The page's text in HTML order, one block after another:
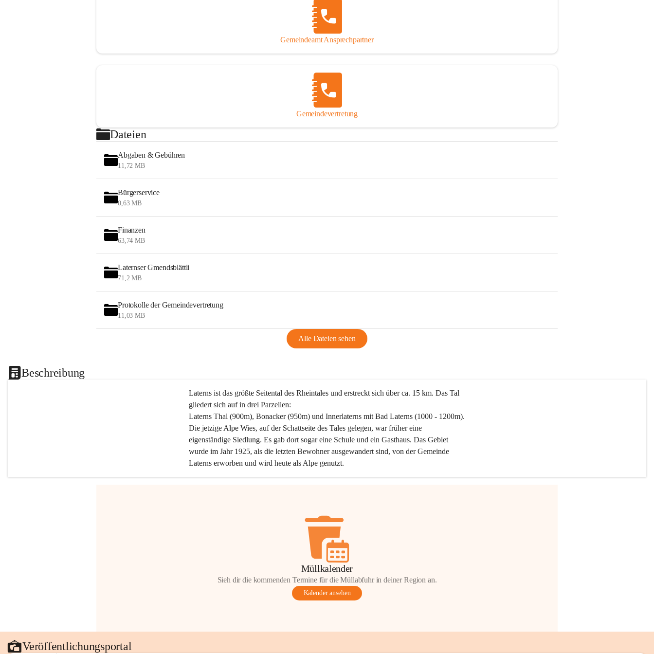
Gemeindeamt Ansprechpartner
Gemeindevertretung
Dateien
Abgaben & Gebühren
11,72 MB
Bürgerservice
0,63 MB
Finanzen
63,74 MB
Laternser Gmendsblättli
71,2 MB
Protokolle der Gemeindevertretung
11,03 MB
Alle Dateien sehen
Beschreibung
Laterns ist das größte Seitental des Rheintales und erstreckt sich über ca. 15 km. Das Tal
gliedert sich auf in drei Parzellen:
Laterns Thal (900m), Bonacker (950m) und Innerlaterns mit Bad Laterns (1000 - 1200m).
Die jetzige Alpe Wies, auf der Schattseite des Tales gelegen, war früher eine
eigenständige Siedlung. Es gab dort sogar eine Schule und ein Gasthaus. Das Gebiet
wurde im Jahr 1925, als die letzten Bewohner ausgewandert sind, von der Gemeinde
Laterns erworben und wird heute als Alpe genutzt.
Müllkalender
Sieh dir die kommenden Termine für die Müllabfuhr in deiner Region an.
Kalender ansehen
Veröffentlichungsportal